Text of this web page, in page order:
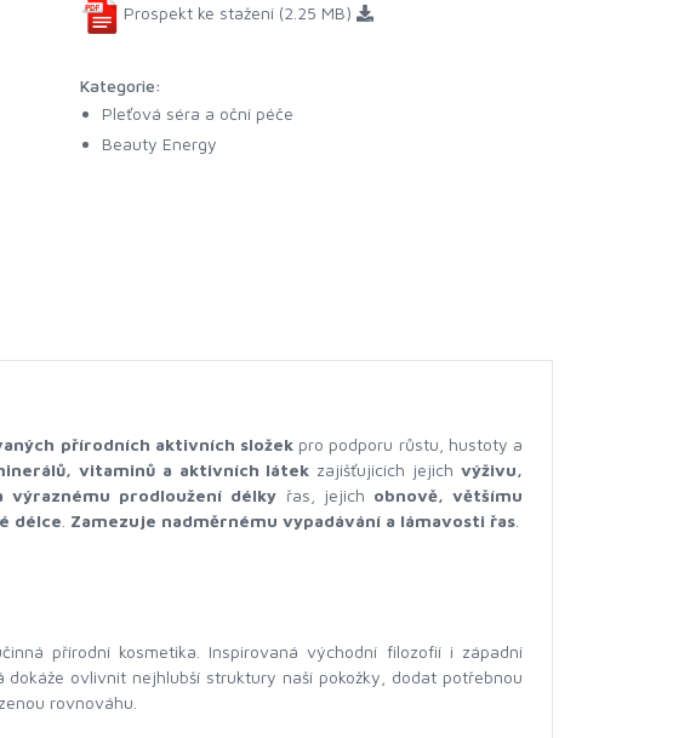
Prospekt ke stažení (2.25 MB)
Kategorie:
Pleťová séra a oční péče
Beauty Energy
přírodních aktivních složek pro podporu růstu, hustoty a
vitaminů a aktivních látek zajišťujících jejichvýživu,
výraznému prodloužení délky řas, jejich obnově, většímu
délce Zamezuje nadměrnému vypadávání a lámavosti řas
přírodní kosmetika. Inspirovaná východní filozofií i západní
ovlivnit nejhlubší struktury naší pokožky, dodat potřebnou
rovnováhu.